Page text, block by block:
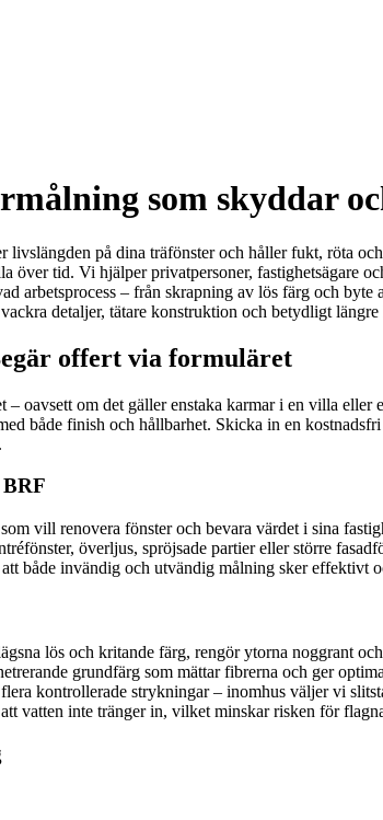
som skyddar
livslängden på dina träfönster och håller fukt, röta
över tid. Vi hjälper privatpersoner, fastighetsägare
arbetsprocess – från skrapning av lös färg och
detaljer, tätare konstruktion och betydligt
offert via formuläret
oavsett om det gäller enstaka karmar i en villa
både finish och hållbarhet. Skicka in en
vill renovera fönster och bevara värdet i sina
överljus, spröjsade partier eller större
både invändig och utvändig målning sker effektivt
lös och kritande färg, rengör ytorna noggrant
grundfärg som mättar fibrerna och ger
kontrollerade strykningar – inomhus väljer vi
vatten inte tränger in, vilket minskar risken för